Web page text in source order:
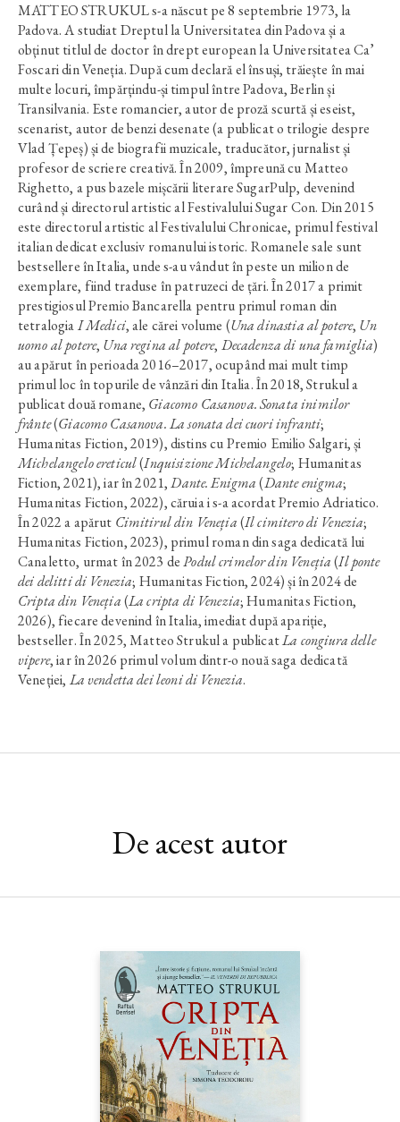
MATTEO STRUKUL s-a născut pe 8 septembrie 1973, la
Padova. A studiat Dreptul la Universitatea din Padova și a
obținut titlul de doctor în drept european la Universitatea Ca’
Foscari din Veneția. După cum declară el însuși, trăiește în mai
multe locuri, împărțindu-și timpul între Padova, Berlin și
Transilvania. Este romancier, autor de proză scurtă și eseist,
scenarist, autor de benzi desenate (a publicat o trilogie despre
Vlad Țepeș) și de biografii muzicale, traducător, jurnalist și
profesor de scriere creativă. În 2009, împreună cu Matteo
Righetto, a pus bazele mișcării literare SugarPulp, devenind
curând și directorul artistic al Festivalului Sugar Con. Din 2015
este directorul artistic al Festivalului Chronicae, primul festival
italian dedicat exclusiv romanului istoric. Romanele sale sunt
bestsellere în Italia, unde s-au vândut în peste un milion de
exemplare, fiind traduse în patruzeci de țări. În 2017 a primit
prestigiosul Premio Bancarella pentru primul roman din
tetralogiaI Medici, ale cărei volume (Una dinastia al potere, Un
uomo al potere, Una regina al potere, Decadenza di una famiglia)
au apărut în perioada 2016–2017, ocupând mai mult timp
primul loc în topurile de vânzări din Italia. În 2018, Strukul a
publicat două romane, Giacomo Casanova. Sonata inimilor
frânte(Giacomo Casanova. La sonata dei cuori infranti;
Humanitas Fiction, 2019), distins cu Premio Emilio Salgari, și
Michelangelo ereticul(Inquisizione Michelangelo; Humanitas
Fiction, 2021), iar în 2021,Dante. Enigma(Dante enigma;
Humanitas Fiction, 2022), căruia i s-a acordat Premio Adriatico.
În 2022 a apărut Cimitirul din Veneția(Il cimitero di Venezia;
Humanitas Fiction, 2023), primul roman din saga dedicată lui
Canaletto, urmat în 2023 dePodul crimelor din Veneția(Il ponte
dei delitti di Venezia; Humanitas Fiction, 2024) și în 2024 de
Cripta din Veneția(La cripta di Venezia; Humanitas Fiction,
2026), fiecare devenind în Italia, imediat după apariție,
bestseller. În 2025, Matteo Strukul a publicatLa congiura delle
vipere, iar în 2026 primul volum dintr-o nouă saga dedicată
Veneției, La vendetta dei leoni di Venezia.
De acest autor